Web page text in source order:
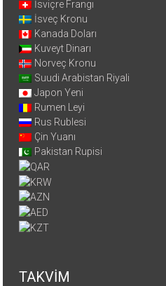
İsviçre Frangı
İsveç Kronu
Kanada Doları
Kuveyt Dinarı
Norveç Kronu
Suudi Arabistan Riyali
Japon Yeni
Rumen Leyi
Rus Rublesi
Çin Yuanı
Pakistan Rupisi
TAKVİM